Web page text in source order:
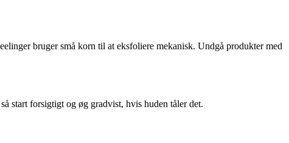
bruger små korn til at eksfoliere mekanisk. Undgå produkter med
start forsigtigt og øg gradvist, hvis huden tåler det.